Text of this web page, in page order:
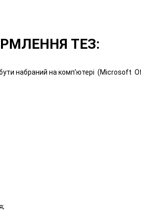
ТЕЗ:
бути набраний на комп’ютері (Microsoft